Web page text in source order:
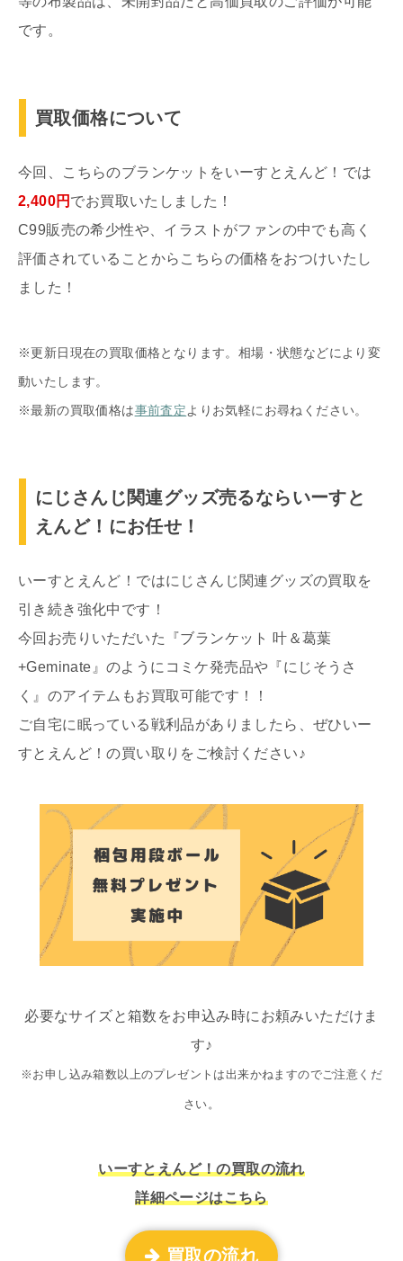
です。
買取価格について
今回、こちらのブランケットをいーすとえんど！では
2,400円 でお買取いたしました！
C99販売の希少性や、イラストがファンの中でも高く
評価されていることからこちらの価格をおつけいたし
ました！
※更新日現在の買取価格となります。相場・状態などにより変
動いたします。
※最新の買取価格は事前査定よりお気軽にお尋ねください。
にじさんじ関連グッズ売るならいーすと
えんど！にお任せ！
いーすとえんど！ではにじさんじ関連グッズの買取を
引き続き強化中です！
今回お売りいただいた『ブランケット 叶＆葛葉
+Geminate』のようにコミケ発売品や『にじそうさ
く』のアイテムもお買取可能です！！
ご自宅に眠っている戦利品がありましたら、ぜひいー
すとえんど！の買い取りをご検討ください♪
必要なサイズと箱数をお申込み時にお頼みいただけま
す♪
※お申し込み箱数以上のプレゼントは出来かねますのでご注意くだ
さい。
いーすとえんど！の買取の流れ
詳細ページはこちら
買取の流れ